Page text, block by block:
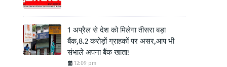
1 अप्रैल से देश को मिलेगा तीसरा बड़ा
बैंक,8.2 करोड़ों ग्राहकों पर असर,आप भी
संभाले अपना बैंक खाता!
12:09 pm